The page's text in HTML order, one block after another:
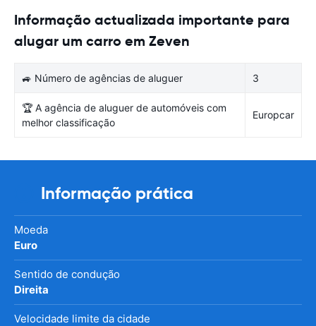
Informação actualizada importante para
alugar um carro em Zeven
🚙 Número de agências de aluguer 3
🏆 A agência de aluguer de automóveis com
melhor classificação
Europcar
Informação prática
Moeda
Euro
Sentido de condução
Direita
Velocidade limite da cidade